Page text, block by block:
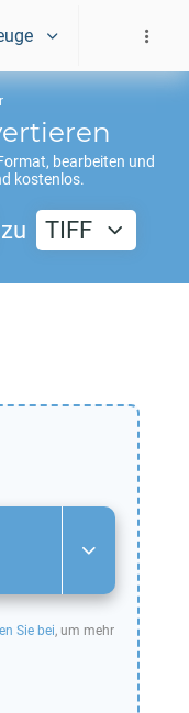
bearbeiten und
kostenlos.
zu TIFF
Sie bei, um mehr